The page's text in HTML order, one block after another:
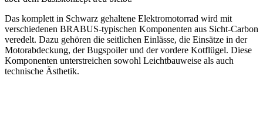
Das komplett in Schwarz gehaltene Elektromotorrad wird mit
verschiedenen BRABUS-typischen Komponenten aus Sicht-Carbon
veredelt. Dazu gehören die seitlichen Einlässe, die Einsätze in der
Motorabdeckung, der Bugspoiler und der vordere Kotflügel. Diese
Komponenten unterstreichen sowohl Leichtbauweise als auch
technische Ästhetik.